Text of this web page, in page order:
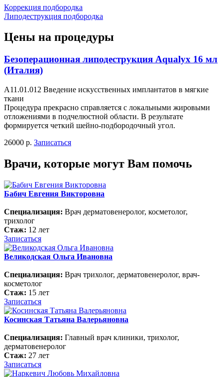
Коррекция подбородка
Липодеструкция подбородка
Цены на процедуры
Безоперационная липодеструкция Aqualyx 16 мл
(Италия)
А11.01.012 Введение искусственных имплантатов в мягкие
ткани
Процедура прекрасно справляется с локальными жировыми
отложениями в подчелюстной области. В результате
формируется четкий шейно-подбородочный угол.
26000 р. Записаться
Врачи, которые могут Вам помочь
Бабич Евгения Викторовна
Специализация: Врач дерматовенеролог, косметолог,
трихолог
Стаж: 12 лет
Записаться
Великодская Ольга Ивановна
Специализация: Врач трихолог, дерматовенеролог, врач-
косметолог
Стаж: 15 лет
Записаться
Косинская Татьяна Валерьяновна
Специализация: Главный врач клиники, трихолог,
дерматовенеролог
Стаж: 27 лет
Записаться